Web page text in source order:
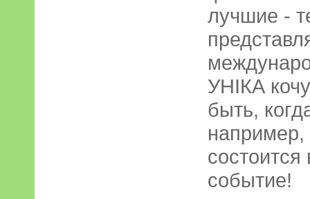
лучшие -
УНІКА
быть,
например,
событие!